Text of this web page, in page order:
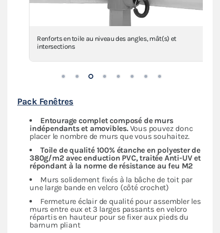
Renforts en toile au niveau des angles, mât(s) et
intersections
Pack Fenêtres
Entourage complet composé de murs
indépendantset amovibles. Vous pouvez donc
placer le nombre de murs que vous souhaitez.
Toile de qualité 100% étanche en polyester de
380g/m2 avec enduction PVC, traitée Anti-UV et
répondant à la norme de résistance au feu M2
Murs solidement fixés à la bâche de toit par
une large bande en velcro (côté crochet)
Fermeture éclair de qualité pour assembler les
murs entre eux et 3 larges passants en velcro
répartis en hauteur pour se fixer aux pieds du
barnum pliant